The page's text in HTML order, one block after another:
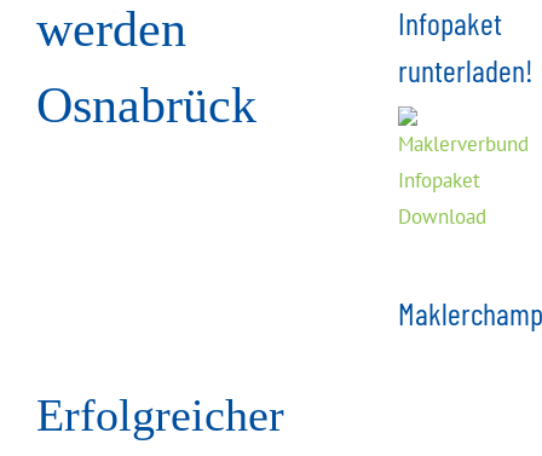
werden
Osnabrück
Erfolgreicher
Infopaket
runterladen!